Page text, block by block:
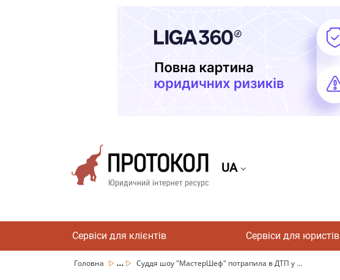
UA
Сервіси для клієнтів Сервіси для юристів
Головна ... Суддя шоу "МастерШеф" потрапила в ДТП у ...